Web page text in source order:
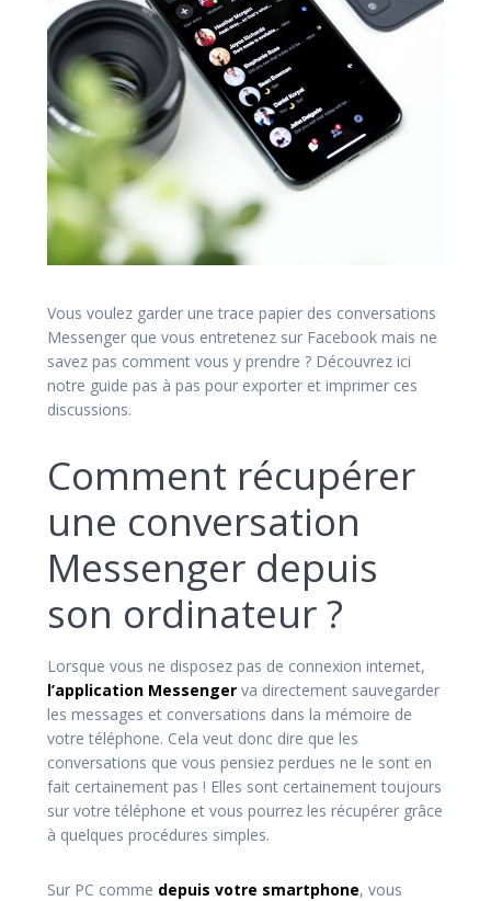
Vous voulez garder une trace papier des conversations
Messenger que vous entretenez sur Facebook mais ne
savez pas comment vous y prendre ? Découvrez ici
notre guide pas à pas pour exporter et imprimer ces
discussions.
Comment récupérer
une conversation
Messenger depuis
son ordinateur ?
Lorsque vous ne disposez pas de connexion internet,
l’application Messenger va directement sauvegarder
les messages et conversations dans la mémoire de
votre téléphone. Cela veut donc dire que les
conversations que vous pensiez perdues ne le sont en
fait certainement pas ! Elles sont certainement toujours
sur votre téléphone et vous pourrez les récupérer grâce
à quelques procédures simples.
Sur PC comme depuis votre smartphone, vous